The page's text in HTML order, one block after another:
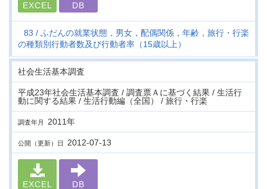
EXCEL DB
83
ふだんの就業状態，男女，配偶関係，年齢，旅行・行楽
の種類別行動者数及び行動者率（15歳以上）
社会生活基本調査
平成23年社会生活基本調査 / 調査票Ａに基づく結果 / 生活行
動に関する結果 / 生活行動編（全国） / 旅行・行楽
調査年月 2011年
公開（更新）日 2012-07-13
EXCEL DB